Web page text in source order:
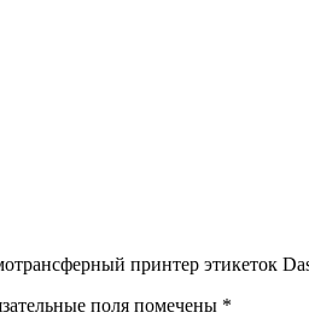
принтер этикеток
поля помечены *